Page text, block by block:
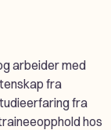
arbeider med
fra
fra
hos